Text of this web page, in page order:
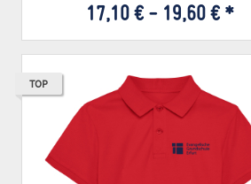
17,10 € - 19,60 € *
TOP